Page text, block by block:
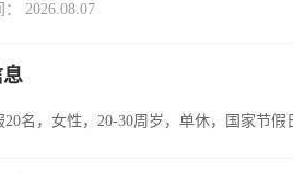
： 2026.08.07
20名，女性，20-30周岁，单休，国家节假